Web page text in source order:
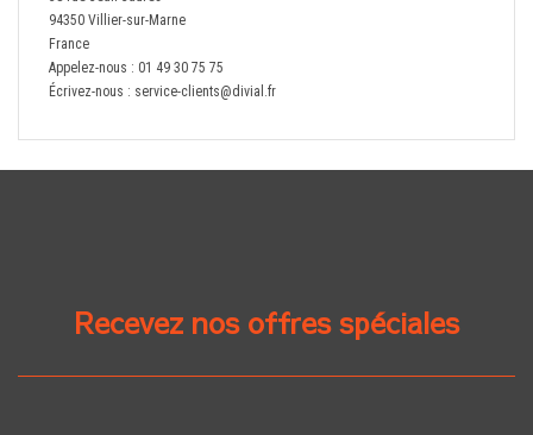
94350 Villier-sur-Marne
France
Appelez-nous : 01 49 30 75 75
Écrivez-nous : service-clients@divial.fr
Recevez nos offres spéciales